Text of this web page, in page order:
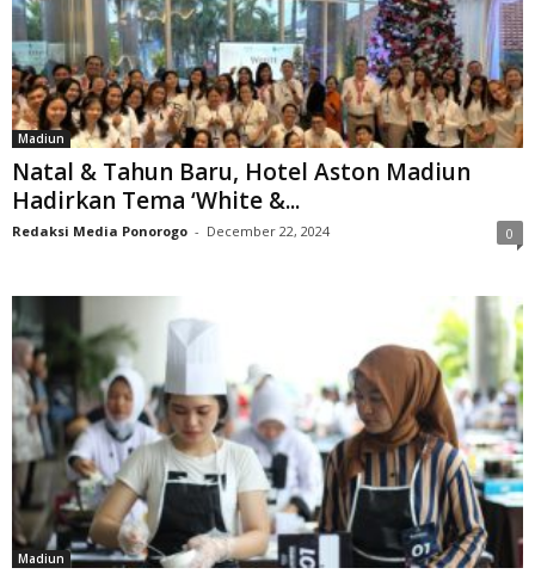
Madiun
Natal & Tahun Baru, Hotel Aston Madiun
Hadirkan Tema ‘White &...
Redaksi Media Ponorogo - December 22, 2024 0
Madiun